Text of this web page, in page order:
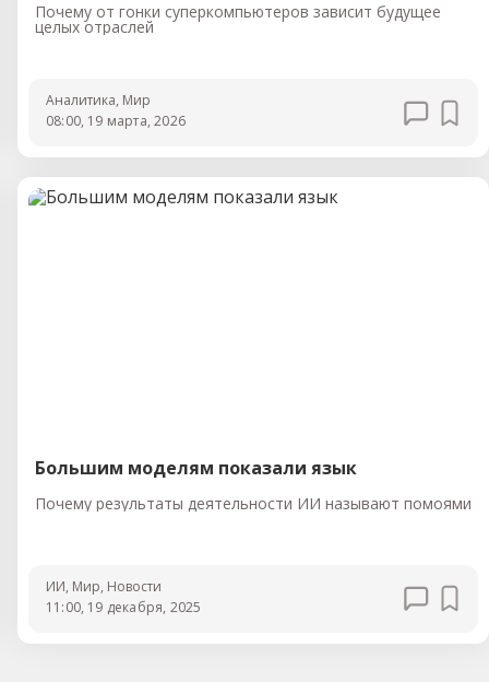
Почему от гонки суперкомпьютеров зависит будущее
целых отраслей
Аналитика, Мир
08:00, 19 марта, 2026
Большим моделям показали язык
Почему результаты деятельности ИИ называют помоями
ИИ, Мир, Новости
11:00, 19 декабря, 2025